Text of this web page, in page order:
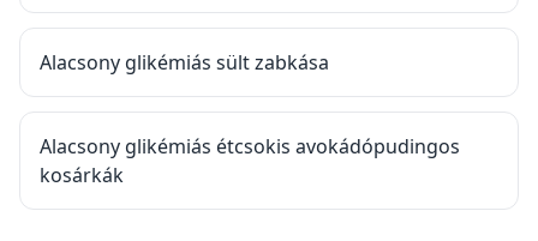
Alacsony glikémiás sült zabkása
Alacsony glikémiás étcsokis avokádópudingos
kosárkák